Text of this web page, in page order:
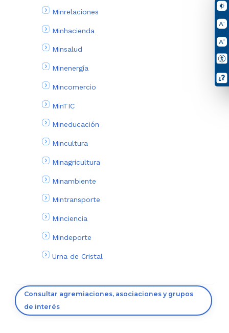
Minrelaciones
Minhacienda
Minsalud
Minenergía
Mincomercio
MinTIC
Mineducación
Mincultura
Minagricultura
Minambiente
Mintransporte
Minciencia
Mindeporte
Urna de Cristal
Consultar agremiaciones, asociaciones y grupos
de interés